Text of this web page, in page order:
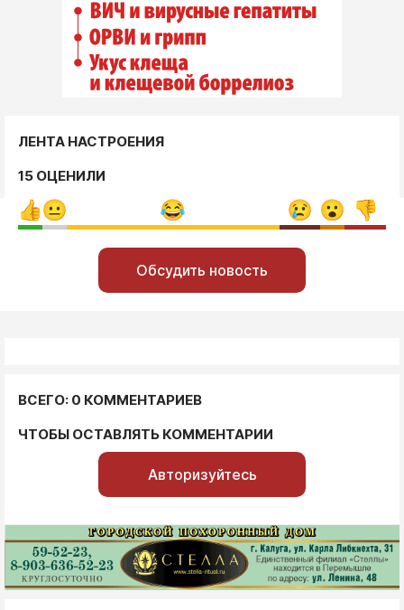
ЛЕНТА НАСТРОЕНИЯ
15 ОЦЕНИЛИ
Обсудить новость
ВСЕГО: 0 КОММЕНТАРИЕВ
ЧТОБЫ ОСТАВЛЯТЬ КОММЕНТАРИИ
Авторизуйтесь